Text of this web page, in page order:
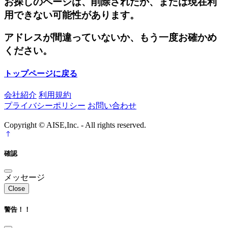
用できない可能性があります。
アドレスが間違っていないか、もう一度お確かめ
ください。
トップページに戻る
会社紹介 利用規約
プライバシーポリシー お問い合わせ
Copyright © AISE,Inc. - All rights reserved.
確認
メッセージ
Close
警告！！